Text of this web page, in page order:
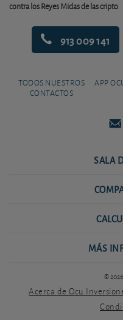
contra los Reyes Midas de las cripto
913 009 141
TODOS NUESTROS
CONTACTOS
APP
SALA
MÁS
©
Acerca de Ocu